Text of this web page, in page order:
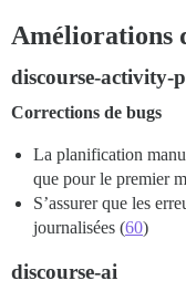
Améliorations
discourse-activity-
Corrections de bugs
La planification
que pour le premier
S’assurer que les
journalisées (60)
discourse-ai